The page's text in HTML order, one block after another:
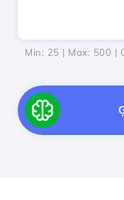
Min: 25 | Max: 500 |